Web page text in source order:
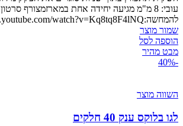
עובי: 8 מ"מ מגיעה יחידה אחת במארזמצורף סרטון
להמחשה:https://www.youtube.com/watch?v=Kq8tq8F4lNQ
שמור מוצר
הוספה לסל
מבט מהיר
-40%
השווה מוצר
לגו בלוקס ענק 40 חלקים